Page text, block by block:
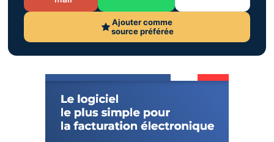
Ajouter comme
source préférée